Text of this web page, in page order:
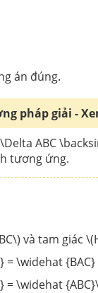
;
;
án đúng.
pháp giải -
ABC
tương ứng.
và tam giác
= \widehat
= \widehat